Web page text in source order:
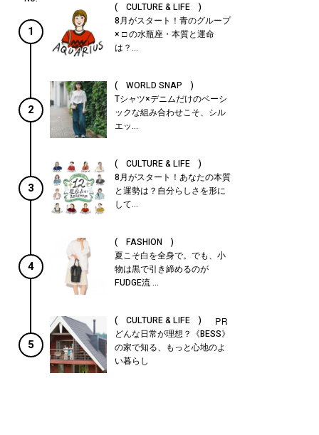
1
( CULTURE & LIFE )
8月がスタート！青のグループ
× □ の水瓶座・本質と運命
は？...
2
( WORLD SNAP )
Tシャツ×デニムだけのベーシ
ックな組み合わせこそ、シル
エッ...
3
( CULTURE & LIFE )
8月がスタート！あなたの本質
と運勢は？自分らしさを形に
して...
4
( FASHION )
夏こそ白を全身で。でも、小
物は黒で引き締めるのが
FUDGE流 ...
5
( CULTURE & LIFE )
どんな日常が理想？《BESS》
の家で知る、もっと心地のよ
い暮らし